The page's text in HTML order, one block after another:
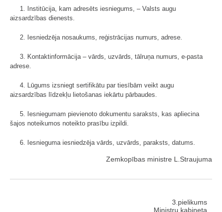
1. Institūcija, kam adresēts iesniegums, – Valsts augu
aizsardzības dienests.
2. Iesniedzēja nosaukums, reģistrācijas numurs, adrese.
3. Kontaktinformācija – vārds, uzvārds, tālruņa numurs, e-pasta
adrese.
4. Lūgums izsniegt sertifikātu par tiesībām veikt augu
aizsardzības līdzekļu lietošanas iekārtu pārbaudes.
5. Iesniegumam pievienoto dokumentu saraksts, kas apliecina
šajos noteikumos noteikto prasību izpildi.
6. Iesnieguma iesniedzēja vārds, uzvārds, paraksts, datums.
Zemkopības ministre L.Straujuma
3.pielikums
Ministru kabineta